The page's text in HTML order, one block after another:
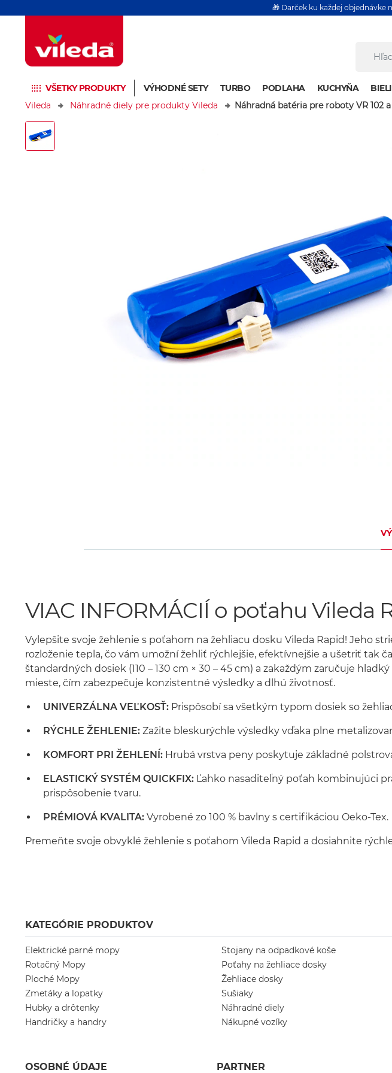
🎁 Darček ku každej objednávke
VŠETKY PRODUKTY VÝHODNÉ SETY TURBO PODLAHA KUCHYŇA
Vileda
Náhradné diely pre produkty Vileda Náhradná batéria pre roboty VR 102 a
VIAC INFORMÁCIÍ o poťahu Vileda
Vylepšite svoje žehlenie s poťahom na žehliacu dosku Vileda Rapid! Jeho
rozloženie tepla, čo vám umožní žehliť rýchlejšie, efektívnejšie a ušetriť tak
štandardných dosiek (110 – 130 cm × 30 – 45 cm) a zakaždým zaručuje
mieste, čím zabezpečuje konzistentné výsledky a dlhú životnosť.
UNIVERZÁLNA VEĽKOSŤ: Prispôsobí sa všetkým typom dosiek so
RÝCHLE ŽEHLENIE: Zažite bleskurýchle výsledky vďaka plne
KOMFORT PRI ŽEHLENÍ: Hrubá vrstva peny poskytuje základné
ELASTICKÝ SYSTÉM QUICKFIX: Ľahko nasaditeľný poťah kombinujúci
prispôsobenie tvaru.
PRÉMIOVÁ KVALITA: Vyrobené zo 100 % bavlny s certifikáciou Oeko-Tex.
Premeňte svoje obvyklé žehlenie s poťahom Vileda Rapid a dosiahnite
KATEGÓRIE PRODUKTOV
Elektrické parné mopy
Rotačný Mopy
Ploché Mopy
Zmetáky a lopatky
Hubky a drôtenky
Handričky a handry
Stojany na odpadkové koše
Poťahy na žehliace dosky
Žehliace dosky
Sušiaky
Náhradné diely
Nákupné vozíky
OSOBNÉ ÚDAJE PARTNER